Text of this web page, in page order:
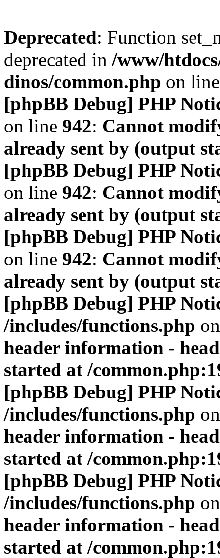
Deprecated: Function
deprecated in /www/
dinos/common.php on
[phpBB Debug] PHP
on line 942: Cannot
already sent by (output
[phpBB Debug] PHP
on line 942: Cannot
already sent by (output
[phpBB Debug] PHP
on line 942: Cannot
already sent by (output
[phpBB Debug] PHP
/includes/functions.php
header information -
started at /
[phpBB Debug] PHP
/includes/functions.php
header information -
started at /
[phpBB Debug] PHP
/includes/functions.php
header information -
started at /